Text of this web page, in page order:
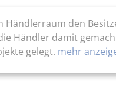
Händlerraum den
Händler damit
gelegt. mehr